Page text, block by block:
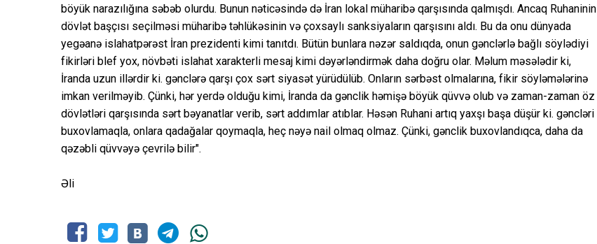
böyük narazılığına səbəb olurdu. Bunun nəticəsində də İran lokal müharibə qarşısında qalmışdı. Ancaq Ruhaninin
dövlət başçısı seçilməsi müharibə təhlükəsinin və çoxsaylı sanksiyaların qarşısını aldı. Bu da onu dünyada
yegəanə islahatpərəst İran prezidenti kimi tanıtdı. Bütün bunlara nəzər saldıqda, onun gənclərlə bağlı söylədiyi
fikirləri blef yox, növbəti islahat xarakterli mesaj kimi dəyərləndirmək daha doğru olar. Məlum məsələdir ki,
İranda uzun illərdir ki. gənclərə qarşı çox sərt siyasət yürüdülüb. Onların sərbəst olmalarına, fikir söyləmələrinə
imkan verilməyib. Çünki, hər yerdə olduğu kimi, İranda da gənclik həmişə böyük qüvvə olub və zaman-zaman öz
dövlətləri qarşısında sərt bəyanatlar verib, sərt addımlar atıblar. Həsən Ruhani artıq yaxşı başa düşür ki. gəncləri
buxovlamaqla, onlara qadağalar qoymaqla, heç nəyə nail olmaq olmaz. Çünki, gənclik buxovlandıqca, daha da
qəzəbli qüvvəyə çevrilə bilir".
Əli